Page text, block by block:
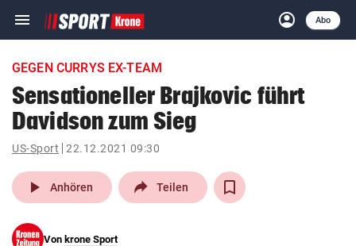
menu Navigation
ein-/ausklappen
account_circle
Anmelden
Abo
close Schließen
account_circle Anmelden
pin_drop
Wien arrow_right
GEGEN CURRYS EX-TEAM
Sensationeller Brajkovic führt
Davidson zum Sieg
US-Sport 22.12.2021 09:30
play_arrow Anhören Teilen
Von krone Sport